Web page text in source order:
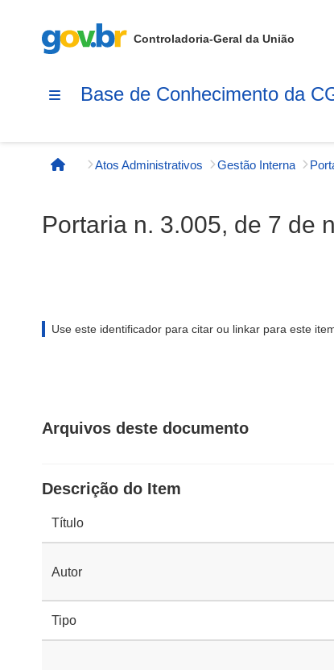
Controladoria-Geral da União
Base de Conhecimento da
Página inicial
Atos Administrativos Gestão Interna
Portaria n. 3.005, de 7 de
Use este identificador para citar ou linkar para este
Arquivos deste documento
Descrição do Item
Título
Autor
Tipo